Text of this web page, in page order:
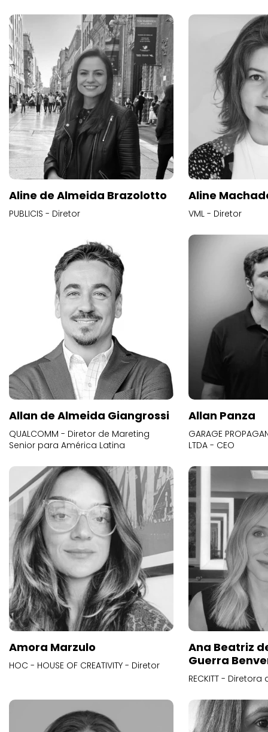
Aline de Almeida Brazolotto
PUBLICIS - Diretor
Aline
VML - Diretor
Allan de Almeida Giangrossi
QUALCOMM - Diretor de Mareting
Senior para América Latina
Allan Panza
GARAGE
LTDA - CEO
Amora Marzulo
HOC - HOUSE OF CREATIVITY - Diretor
Ana Beatriz
Guerra
RECKITT -